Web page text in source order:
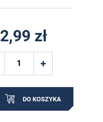
zł
DO KOSZYKA